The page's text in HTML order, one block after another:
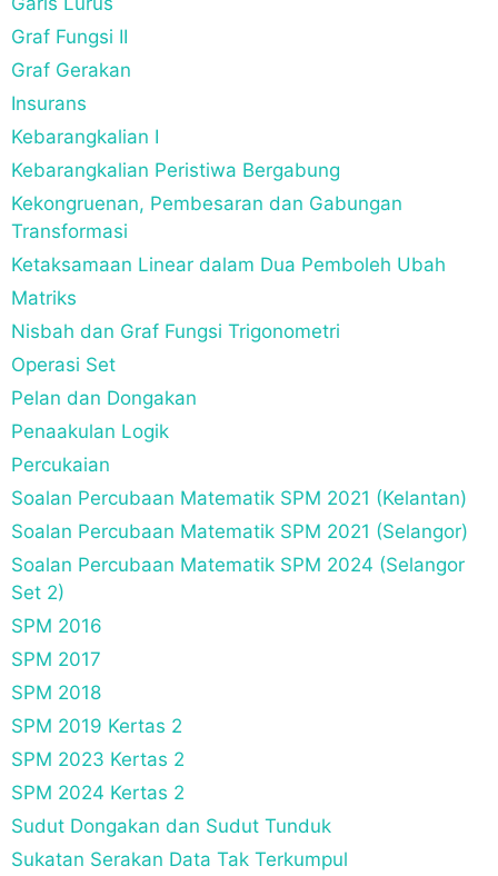
Graf Fungsi II
Graf Gerakan
Insurans
Kebarangkalian I
Kebarangkalian Peristiwa Bergabung
Kekongruenan, Pembesaran dan Gabungan
Transformasi
Ketaksamaan Linear dalam Dua Pemboleh Ubah
Matriks
Nisbah dan Graf Fungsi Trigonometri
Operasi Set
Pelan dan Dongakan
Penaakulan Logik
Percukaian
Soalan Percubaan Matematik SPM 2021 (Kelantan)
Soalan Percubaan Matematik SPM 2021 (Selangor)
Soalan Percubaan Matematik SPM 2024 (Selangor
Set 2)
SPM 2016
SPM 2017
SPM 2018
SPM 2019 Kertas 2
SPM 2023 Kertas 2
SPM 2024 Kertas 2
Sudut Dongakan dan Sudut Tunduk
Sukatan Serakan Data Tak Terkumpul